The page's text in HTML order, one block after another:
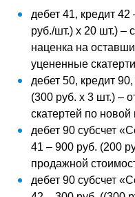
дебет 41, кредит
руб./шт.) х 20 шт.) –
наценка на
уцененные
дебет 50, кредит
(300 руб. х 3 шт.) –
скатертей по новой
дебет 90 субсчет
41 – 900 руб. (200
продажной
дебет 90 субсчет